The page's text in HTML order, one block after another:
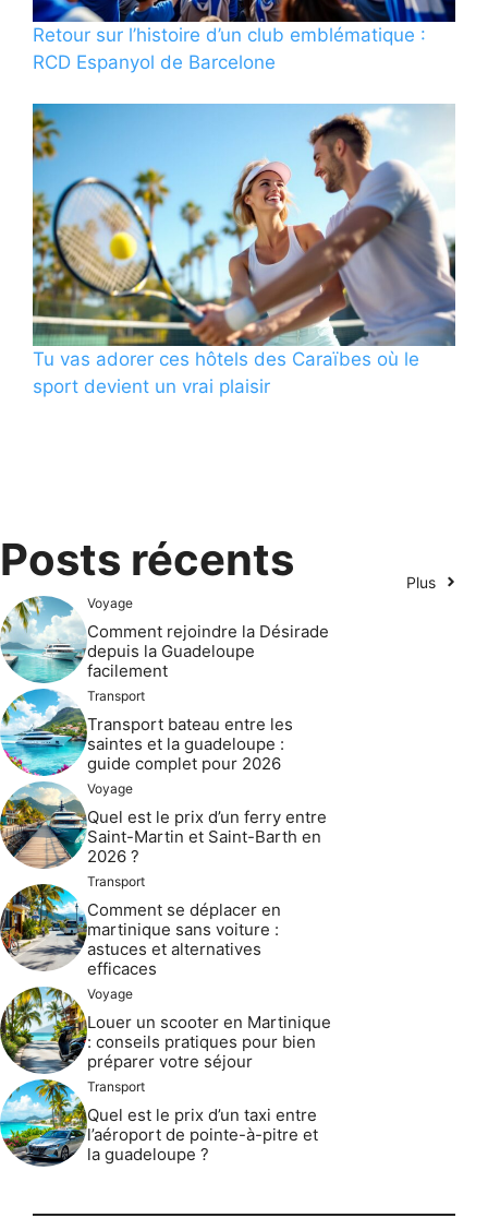
Retour sur l’histoire d’un club emblématique :
RCD Espanyol de Barcelone
Tu vas adorer ces hôtels des Caraïbes où le
sport devient un vrai plaisir
Posts récents Plus
Voyage
Comment rejoindre la Désirade
depuis la Guadeloupe
facilement
Transport
Transport bateau entre les
saintes et la guadeloupe :
guide complet pour 2026
Voyage
Quel est le prix d’un ferry entre
Saint-Martin et Saint-Barth en
2026 ?
Transport
Comment se déplacer en
martinique sans voiture :
astuces et alternatives
efficaces
Voyage
Louer un scooter en Martinique
: conseils pratiques pour bien
préparer votre séjour
Transport
Quel est le prix d’un taxi entre
l’aéroport de pointe-à-pitre et
la guadeloupe ?